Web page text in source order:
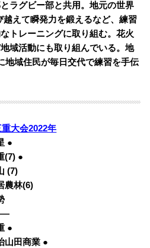
ラグビー部と共用。地元の世界
越えて瞬発力を鍛えるなど、練習
トレーニングに取り組む。花火
域活動にも取り組んでいる。地
地域住民が毎日交代で練習を手伝
大会2022年
●
(7) ●
(7)
農林(6)
●
山田商業 ●